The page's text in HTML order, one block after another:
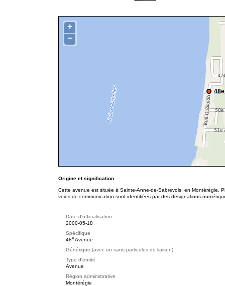
+
−
Origine et signification
Cette avenue est située à Sainte-Anne-de-Sabrevois, en Montérégie.
voies de communication sont identifiées par des désignations
Date d'officialisation
2000-05-18
Spécifique
48e Avenue
Générique (avec ou sans particules de liaison)
Type d'entité
Avenue
Région administrative
Montérégie